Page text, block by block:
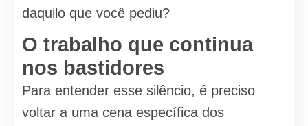
daquilo que você pediu?
O trabalho que continua
nos bastidores
Para entender esse silêncio, é preciso
voltar a uma cena específica dos